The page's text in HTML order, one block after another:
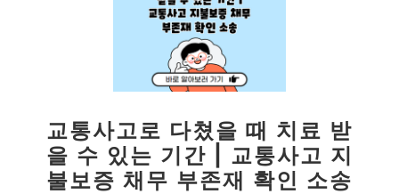
교통사고로 다쳤을 때 치료 받
을 수 있는 기간 | 교통사고 지
불보증 채무 부존재 확인 소송